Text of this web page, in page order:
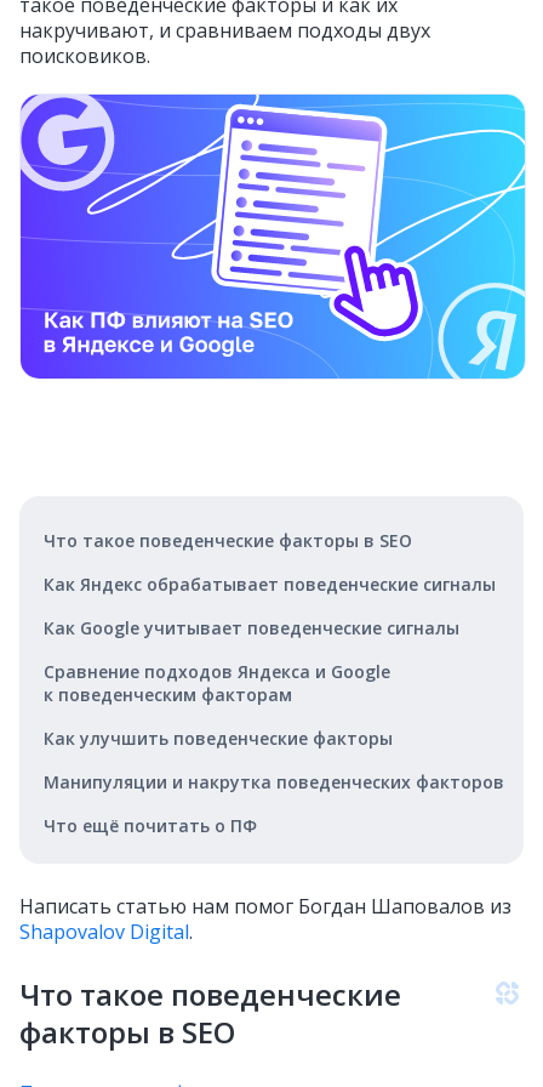
накручивают, и сравниваем подходы двух
поисковиков.
Что такое поведенческие факторы в SEO
Как Яндекс обрабатывает поведенческие сигналы
Как Google учитывает поведенческие сигналы
Сравнение подходов Яндекса и Google
к поведенческим факторам
Как улучшить поведенческие факторы
Манипуляции и накрутка поведенческих факторов
Что ещё почитать о ПФ
Написать статью нам помог Богдан Шаповалов из
Shapovalov Digital.
Что такое поведенческие
факторы в SEO